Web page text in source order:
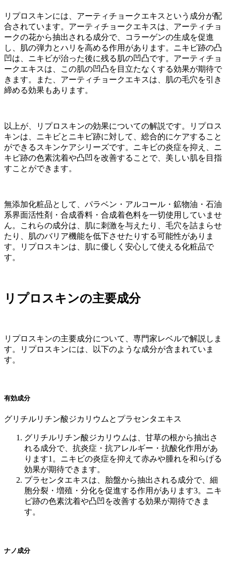
リプロスキンには、アーティチョークエキスという成分が配
合されています。アーティチョークエキスは、アーティチョ
ークの花から抽出される成分で、コラーゲンの生成を促進
し、肌の弾力とハリを高める作用があります。ニキビ跡の凸
凹は、ニキビが治った後に残る肌の凹凸です。アーティチョ
ークエキスは、この肌の凹凸を目立たなくする効果が期待で
きます。また、アーティチョークエキスは、肌の毛穴を引き
締める効果もあります。
以上が、リプロスキンの効果についての解説です。リプロス
キンは、ニキビとニキビ跡に対して、総合的にケアすること
ができるスキンケアシリーズです。ニキビの炎症を抑え、ニ
キビ跡の色素沈着や凸凹を改善することで、美しい肌を目指
すことができます。
無添加化粧品として、パラベン・アルコール・鉱物油・石油
系界面活性剤・合成香料・合成着色料を一切使用していませ
ん。これらの成分は、肌に刺激を与えたり、毛穴を詰まらせ
たり、肌のバリア機能を低下させたりする可能性がありま
す。リプロスキンは、肌に優しく安心して使える化粧品で
す。
リプロスキンの主要成分
リプロスキンの主要成分について、専門家レベルで解説しま
す。リプロスキンには、以下のような成分が含まれていま
す。
有効成分
グリチルリチン酸ジカリウムとプラセンタエキス
グリチルリチン酸ジカリウムは、甘草の根から抽出さ
れる成分で、抗炎症・抗アレルギー・抗酸化作用があ
ります1。ニキビの炎症を抑えて赤みや腫れを和らげる
効果が期待できます。
プラセンタエキスは、胎盤から抽出される成分で、細
胞分裂・増殖・分化を促進する作用があります3。ニキ
ビ跡の色素沈着や凸凹を改善する効果が期待できま
す。
ナノ成分